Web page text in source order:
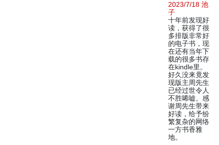
2023/7/18 池
子
十年前发现好
读，获得了很
多排版非常好
的电子书，现
在还有当年下
载的很多书存
在kindle里。
好久没来竟发
现版主周先生
已经过世令人
不胜唏嘘。感
谢周先生带来
好读，给予纷
繁复杂的网络
一方书香雅
地。